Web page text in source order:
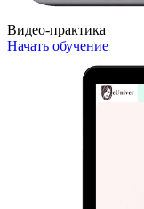
Видео-практика
Начать обучение